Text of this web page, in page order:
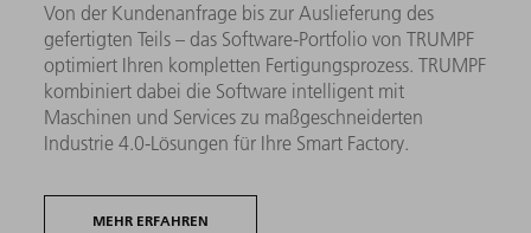
Von der Kundenanfrage bis zur Auslieferung des
gefertigten Teils – das Software-Portfolio von TRUMPF
optimiert Ihren kompletten Fertigungsprozess. TRUMPF
kombiniert dabei die Software intelligent mit
Maschinen und Services zu maßgeschneiderten
Industrie 4.0-Lösungen für Ihre Smart Factory.
MEHR ERFAHREN